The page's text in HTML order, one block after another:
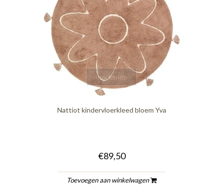
quickshop
Nattiot kindervloerkleed bloem Yva
€89,50
Toevoegen aan winkelwagen